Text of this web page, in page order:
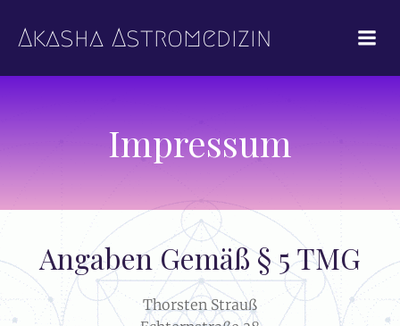
Inhalt
springen
Akasha Astromedizin
Impressum
Angaben Gemäß § 5 TMG
Thorsten Strauß